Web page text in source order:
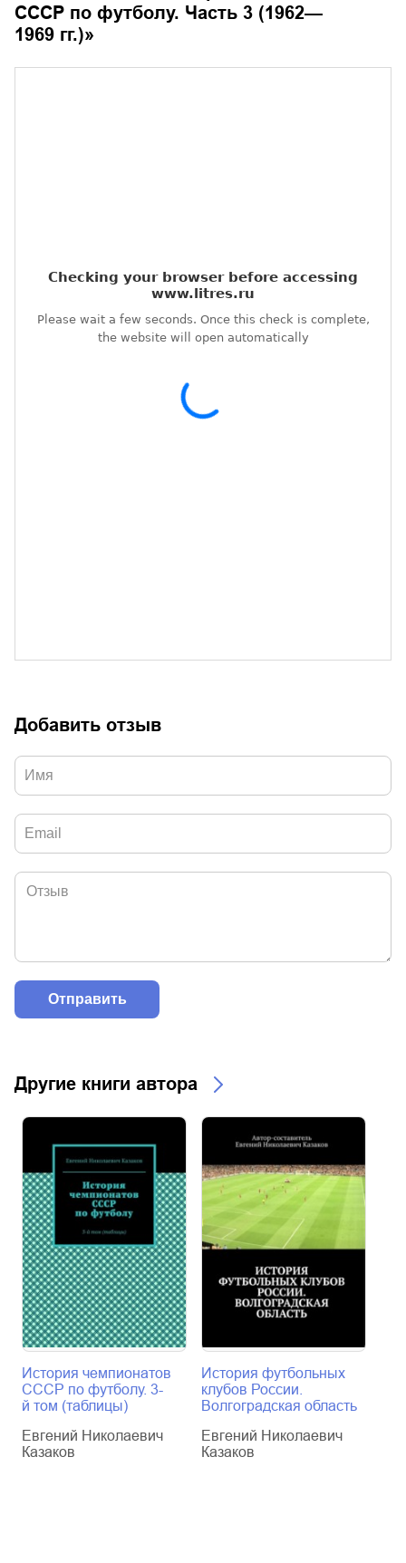
СССР по футболу. Часть 3 (1962—
1969 гг.)»
Добавить отзыв
Другие книги автора
История чемпионатов
СССР по футболу. 3-
й том (таблицы)
Евгений Николаевич
Казаков
История футбольных
клубов России.
Волгоградская область
Евгений Николаевич
Казаков